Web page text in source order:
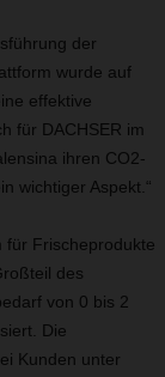
der
wurde auf
effektive
für DACHSER im
ihren CO2-
wichtiger Aspekt.“
für Frischeprodukte
des
von 0 bis 2
Die
Kunden unter